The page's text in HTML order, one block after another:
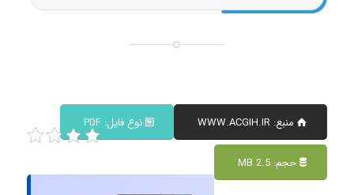
منبع: WWW.ACGIH.IR نوع فایل: PDF
حجم: 2.5 MB